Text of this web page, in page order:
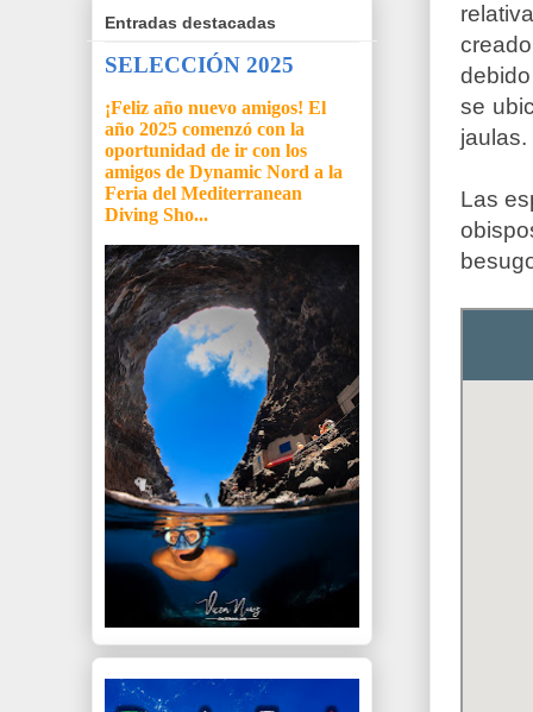
se
jaulas.
Las
Entradas destacadas
SELECCIÓN 2025
¡Feliz año nuevo amigos! El
año 2025 comenzó con la
oportunidad de ir con los
amigos de Dynamic Nord a la
Feria del Mediterranean
Diving Sho...